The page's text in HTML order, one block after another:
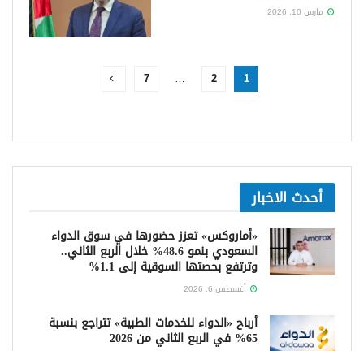
مارس 10, 2026
1
2
…
7
أحدث الاخبار
«أماروكس» تعزز حضورها في سوق الدواء
السعودي بنمو 48.6% خلال الربع الثاني..
وترتفع بحصتها السوقية إلى 1.1%
أغسطس 6, 2026
أرباح «الدواء للخدمات الطبية» تتراجع بنسبة
65% في الربع الثاني من 2026